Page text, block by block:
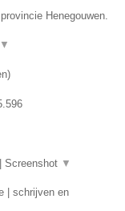
Henegouwen.
▼
)
Screenshot ▼
| schrijven en